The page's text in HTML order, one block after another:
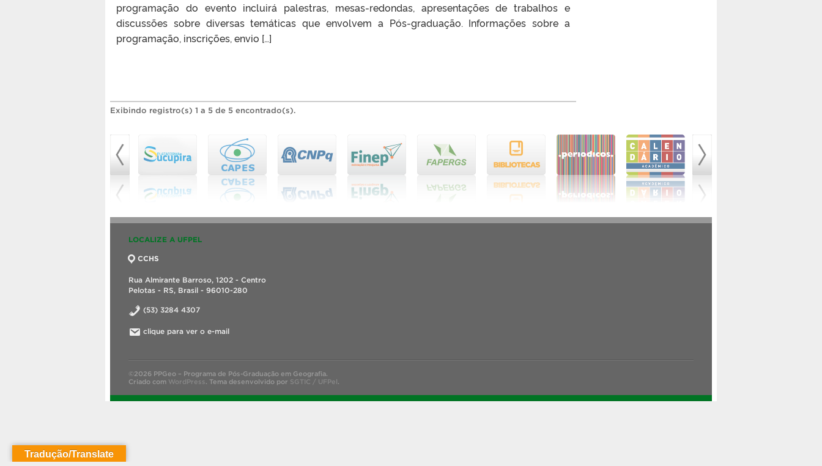
programação do evento incluirá palestras, mesas-redondas, apresentações de trabalhos e
discussões sobre diversas temáticas que envolvem a Pós-graduação. Informações sobre a
programação, inscrições, envio […]
Exibindo registro(s) 1 a 5 de 5 encontrado(s).
LOCALIZE A UFPEL
CCHS
Rua Almirante Barroso, 1202 - Centro
Pelotas - RS, Brasil - 96010-280
(53) 3284 4307
clique para ver o e-mail
©2026 PPGeo – Programa de Pós-Graduação em Geografia.
Criado com WordPress. Tema desenvolvido por SGTIC / UFPel.
Tradução/Translate